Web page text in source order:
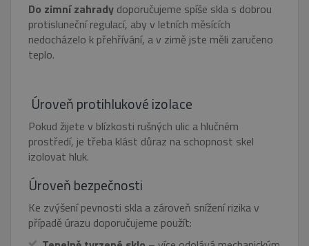
Do zimní zahrady doporučujeme spíše skla s dobrou
protisluneční regulací, aby v letních měsících
nedocházelo k přehřívání, a v zimě jste měli zaručeno
teplo.
Úroveň protihlukové izolace
Pokud žijete v blízkosti rušných ulic a hlučném
prostředí, je třeba klást důraz na schopnost skel
izolovat hluk.
Úroveň bezpečnosti
Ke zvýšení pevnosti skla a zároveň snížení rizika v
případě úrazu doporučujeme použít: